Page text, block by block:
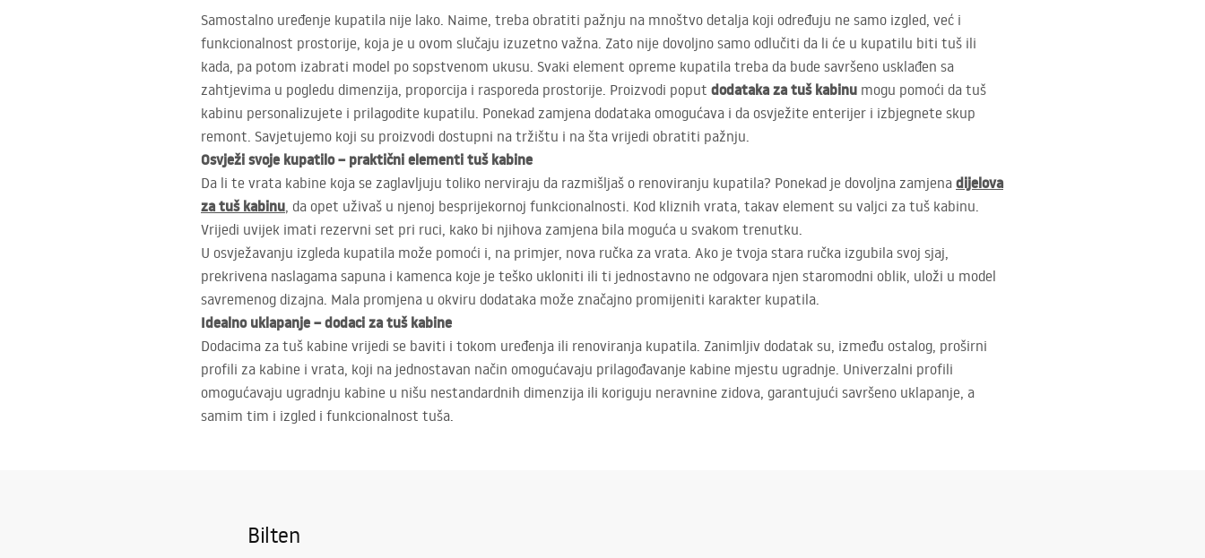
Samostalno uređenje kupatila nije lako. Naime, treba obratiti pažnju na mnoštvo detalja koji određuju ne samo izgled, već i
funkcionalnost prostorije, koja je u ovom slučaju izuzetno važna. Zato nije dovoljno samo odlučiti da li će u kupatilu biti tuš ili
kada, pa potom izabrati model po sopstvenom ukusu. Svaki element opreme kupatila treba da bude savršeno usklađen sa
zahtjevima u pogledu dimenzija, proporcija i rasporeda prostorije. Proizvodi poput dodataka za tuš kabinu mogu pomoći da tuš
kabinu personalizujete i prilagodite kupatilu. Ponekad zamjena dodataka omogućava i da osvježite enterijer i izbjegnete skup
remont. Savjetujemo koji su proizvodi dostupni na tržištu i na šta vrijedi obratiti pažnju.
Osvježi svoje kupatilo – praktični elementi tuš kabine
Da li te vrata kabine koja se zaglavljuju toliko nerviraju da razmišljaš o renoviranju kupatila? Ponekad je dovoljna zamjena dijelova
za tuš kabinu, da opet uživaš u njenoj besprijekornoj funkcionalnosti. Kod kliznih vrata, takav element su valjci za tuš kabinu.
Vrijedi uvijek imati rezervni set pri ruci, kako bi njihova zamjena bila moguća u svakom trenutku.
U osvježavanju izgleda kupatila može pomoći i, na primjer, nova ručka za vrata. Ako je tvoja stara ručka izgubila svoj sjaj,
prekrivena naslagama sapuna i kamenca koje je teško ukloniti ili ti jednostavno ne odgovara njen staromodni oblik, uloži u model
savremenog dizajna. Mala promjena u okviru dodataka može značajno promijeniti karakter kupatila.
Idealno uklapanje – dodaci za tuš kabine
Dodacima za tuš kabine vrijedi se baviti i tokom uređenja ili renoviranja kupatila. Zanimljiv dodatak su, između ostalog, proširni
profili za kabine i vrata, koji na jednostavan način omogućavaju prilagođavanje kabine mjestu ugradnje. Univerzalni profili
omogućavaju ugradnju kabine u nišu nestandardnih dimenzija ili koriguju neravnine zidova, garantujući savršeno uklapanje, a
samim tim i izgled i funkcionalnost tuša.
Bilten